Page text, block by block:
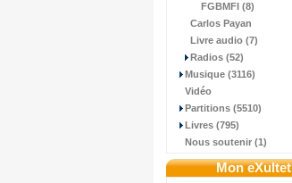
FGBMFI (8)
Carlos Payan
Livre audio (7)
Radios (52)
Musique (3116)
Vidéo
Partitions (5510)
Livres (795)
Nous soutenir (1)
Mon eXultet